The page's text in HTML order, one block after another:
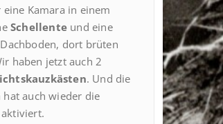
Kamara in einem
Schellente und eine
dort brüten
haben jetzt auch 2
. Und die
hat auch wieder die
aktiviert.